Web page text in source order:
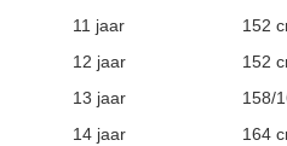
11 jaar 152
12 jaar
152
13 jaar
158/
14 jaar
164